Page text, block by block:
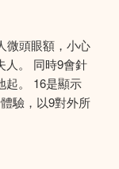
微頭眼額，小心
人。 同時9會針
起。 16是顯示
驗，以9對外所